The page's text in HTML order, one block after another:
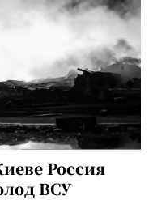
Россия
ВСУ